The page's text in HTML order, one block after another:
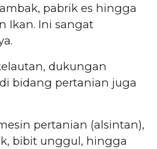
pabrik es hingga
Ikan. Ini sangat
dukungan
bidang pertanian juga
pertanian (alsintan),
bibit unggul, hingga